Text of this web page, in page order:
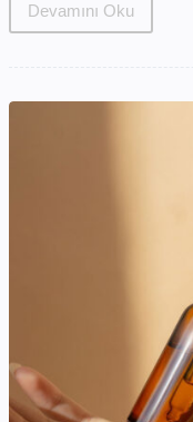
Devamını Oku
Hyaluronik
Asit